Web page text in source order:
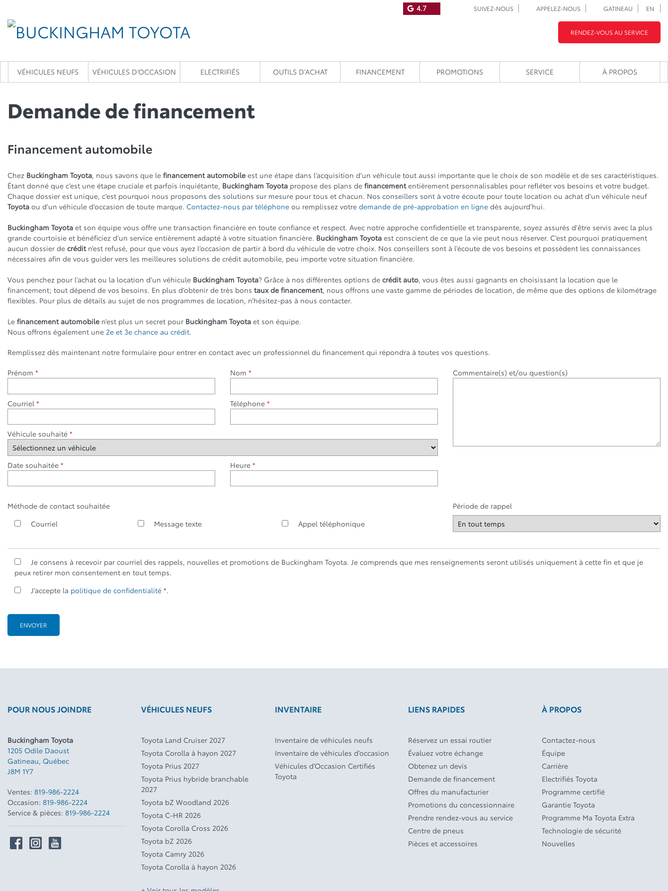
4.7 SUIVEZ-NOUS APPELEZ-NOUS GATINEAU EN
RENDEZ-VOUS AU SERVICE
VÉHICULES NEUFS VÉHICULES D’OCCASION ELECTRIFIÉS OUTILS D’ACHAT FINANCEMENT PROMOTIONS SERVICE À PROPOS
Demande de financement
Financement automobile
Chez Buckingham Toyota, nous savons que le financement automobile est une étape dans l’acquisition d’un véhicule tout aussi importante que le choix de son modèle et de ses caractéristiques.
Étant donné que c’est une étape cruciale et parfois inquiétante, Buckingham Toyota propose des plans de financemententièrement personnalisables pour refléter vos besoins et votre budget.
Chaque dossier est unique, c’est pourquoi nous proposons des solutions sur mesure pour tous et chacun. Nos conseillers sont à votre écoute pour toute location ou achat d’un véhicule neuf
Toyota ou d’un véhicule d’occasion de toute marque. Contactez-nous par téléphone ou remplissez votre demande de pré-approbation en ligne dès aujourd’hui.
Buckingham Toyota et son équipe vous offre une transaction financière en toute confiance et respect. Avec notre approche confidentielle et transparente, soyez assurés d’être servis avec la plus
grande courtoisie et bénéficiez d’un service entièrement adapté à votre situation financière. Buckingham Toyota est conscient de ce que la vie peut nous réserver. C’est pourquoi pratiquement
aucun dossier de créditn’est refusé, pour que vous ayez l’occasion de partir à bord du véhicule de votre choix. Nos conseillers sont à l’écoute de vos besoins et possèdent les connaissances
nécessaires afin de vous guider vers les meilleures solutions de crédit automobile, peu importe votre situation financière.
Vous penchez pour l’achat ou la location d’un véhicule Buckingham Toyota? Grâce à nos différentes options de crédit auto, vous êtes aussi gagnants en choisissant la location que le
financement; tout dépend de vos besoins. En plus d’obtenir de très bons taux de financement, nous offrons une vaste gamme de périodes de location, de même que des options de kilométrage
flexibles. Pour plus de détails au sujet de nos programmes de location, n’hésitez-pas à nous contacter.
Le financement automobile n’est plus un secret pour Buckingham Toyota et son équipe.
Nous offrons également une 2e et 3e chance au crédit.
Remplissez dès maintenant notre formulaire pour entrer en contact avec un professionnel du financement qui répondra à toutes vos questions.
Prénom * Nom *
Courriel * Téléphone *
Véhicule souhaité *
Date souhaitée * Heure *
Commentaire(s) et/ou question(s)
Méthode de contact souhaitée
Courriel
Message texte Appel téléphonique
Période de rappel
Je consens à recevoir par courriel des rappels, nouvelles et promotions de Buckingham Toyota. Je comprends que mes renseignements seront utilisés uniquement à cette fin et que je
peux retirer mon consentement en tout temps.
J’accepte la politique de confidentialité *.
POUR NOUS JOINDRE
Buckingham Toyota
1205 Odile Daoust
Gatineau, Québec
J8M 1Y7
Ventes: 819-986-2224
Occasion: 819-986-2224
Service & pièces: 819-986-2224
VÉHICULES NEUFS
Toyota Land Cruiser 2027
Toyota Corolla à hayon 2027
Toyota Prius 2027
Toyota Prius hybride branchable
2027
Toyota bZ Woodland 2026
Toyota C-HR 2026
Toyota Corolla Cross 2026
Toyota bZ 2026
Toyota Camry 2026
Toyota Corolla à hayon 2026
INVENTAIRE
Inventaire de véhicules neufs
Inventaire de véhicules d’occasion
Véhicules d’Occasion Certifiés
Toyota
LIENS RAPIDES
Réservez un essai routier
Évaluez votre échange
Obtenez un devis
Demande de financement
Offres du manufacturier
Promotions du concessionnaire
Prendre rendez-vous au service
Centre de pneus
Pièces et accessoires
À PROPOS
Contactez-nous
Équipe
Carrière
Electrifiés Toyota
Programme certifié
Garantie Toyota
Programme Ma Toyota Extra
Technologie de sécurité
Nouvelles